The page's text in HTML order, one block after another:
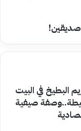
صديقين!
البطيخ في البيت
صيفية